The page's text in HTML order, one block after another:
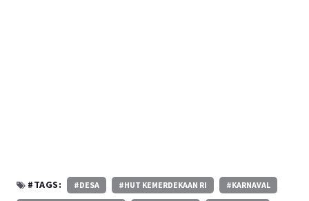
#TAGS: #DESA #HUT KEMERDEKAAN RI #KARNAVAL